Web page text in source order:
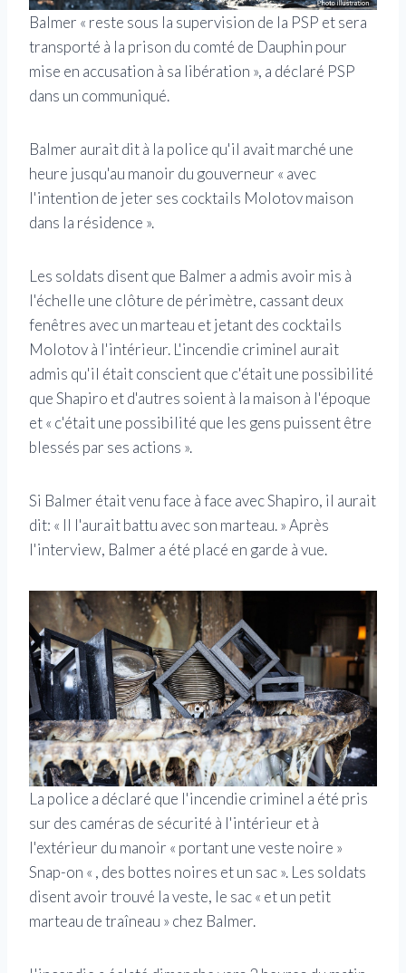
Balmer « reste sous la supervision de la PSP et sera
transporté à la prison du comté de Dauphin pour
mise en accusation à sa libération », a déclaré PSP
dans un communiqué.
Balmer aurait dit à la police qu'il avait marché une
heure jusqu'au manoir du gouverneur « avec
l'intention de jeter ses cocktails Molotov maison
dans la résidence ».
Les soldats disent que Balmer a admis avoir mis à
l'échelle une clôture de périmètre, cassant deux
fenêtres avec un marteau et jetant des cocktails
Molotov à l'intérieur. L'incendie criminel aurait
admis qu'il était conscient que c'était une possibilité
que Shapiro et d'autres soient à la maison à l'époque
et « c'était une possibilité que les gens puissent être
blessés par ses actions ».
Si Balmer était venu face à face avec Shapiro, il aurait
dit: « Il l'aurait battu avec son marteau. » Après
l'interview, Balmer a été placé en garde à vue.
La police a déclaré que l'incendie criminel a été pris
sur des caméras de sécurité à l'intérieur et à
l'extérieur du manoir « portant une veste noire »
Snap-on « , des bottes noires et un sac ». Les soldats
disent avoir trouvé la veste, le sac « et un petit
marteau de traîneau » chez Balmer.